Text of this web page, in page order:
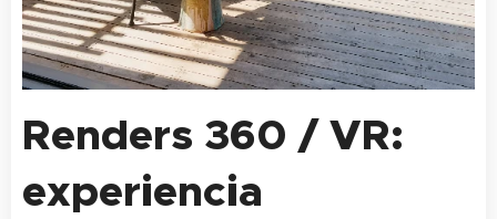
Renders 360 / VR:
experiencia